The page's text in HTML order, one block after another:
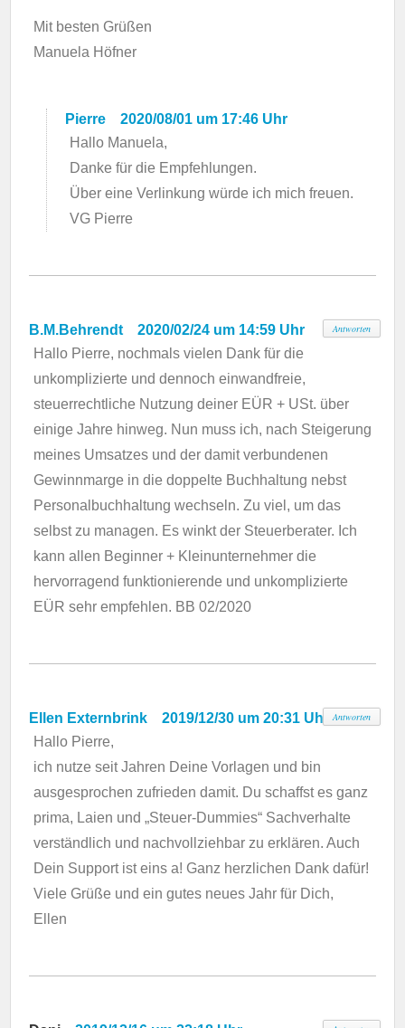
Mit besten Grüßen
Manuela Höfner
Pierre
2020/08/01 um 17:46 Uhr
Hallo Manuela,
Danke für die Empfehlungen.
Über eine Verlinkung würde ich mich freuen.
VG Pierre
B.M.Behrendt
2020/02/24 um 14:59 Uhr
Hallo Pierre, nochmals vielen Dank für die
unkomplizierte und dennoch einwandfreie,
steuerrechtliche Nutzung deiner EÜR + USt. über
einige Jahre hinweg. Nun muss ich, nach Steigerung
meines Umsatzes und der damit verbundenen
Gewinnmarge in die doppelte Buchhaltung nebst
Personalbuchhaltung wechseln. Zu viel, um das
selbst zu managen. Es winkt der Steuerberater. Ich
kann allen Beginner + Kleinunternehmer die
hervorragend funktionierende und unkomplizierte
EÜR sehr empfehlen. BB 02/2020
Antworten
Ellen Externbrink
2019/12/30 um 20:31 Uhr
Hallo Pierre,
ich nutze seit Jahren Deine Vorlagen und bin
ausgesprochen zufrieden damit. Du schaffst es ganz
prima, Laien und „Steuer-Dummies“ Sachverhalte
verständlich und nachvollziehbar zu erklären. Auch
Dein Support ist eins a! Ganz herzlichen Dank dafür!
Viele Grüße und ein gutes neues Jahr für Dich,
Ellen
Antworten